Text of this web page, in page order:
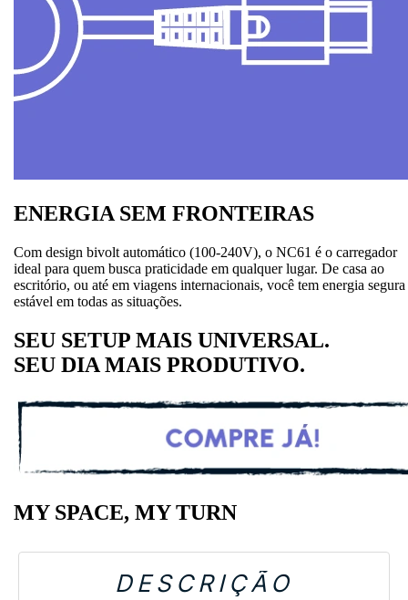
DESCRIÇÃO